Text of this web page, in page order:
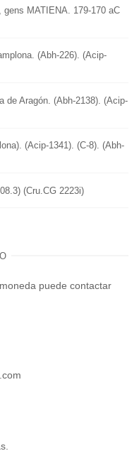
MATIENA. 179-170 aC
(Abh-226). (Acip-
de Aragón. (Abh-2138). (Acip-
(Acip-1341). (C-8). (Abh-
(Cru.CG 2223i)
puede contactar